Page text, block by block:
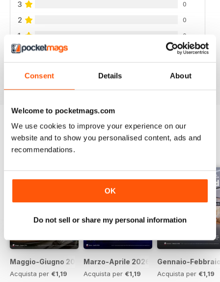
Consent Details About
Welcome to pocketmags.com
We use cookies to improve your experience on our
website and to show you personalised content, ads and
recommendations.
OK
Do not sell or share my personal information
3 0
2 0
1 0
EDIZIONI INDIETRO Visualizza tutti
Maggio-Giugno 2026
Acquista per €1,19
Marzo-Aprile 2026
Acquista per €1,19
Gennaio-
Acquista per €1,19